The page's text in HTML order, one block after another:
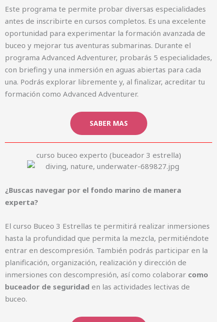
Este programa te permite probar diversas especialidades
antes de inscribirte en cursos completos. Es una excelente
oportunidad para experimentar la formación avanzada de
buceo y mejorar tus aventuras submarinas. Durante el
programa Advanced Adventurer, probarás 5 especialidades,
con briefing y una inmersión en aguas abiertas para cada
una. Podrás explorar libremente y, al finalizar, acreditar tu
formación como Advanced Adventurer.
SABER MAS
curso buceo experto (buceador 3 estrella)
¿Buscas navegar por el fondo marino de manera
experta?
El curso Buceo 3 Estrellas te permitirá realizar inmersiones
hasta la profundidad que permita la mezcla, permitiéndote
entrar en descompresión. También podrás participar en la
planificación, organización, realización y dirección de
inmersiones con descompresión, así como colaborar como
buceador de seguridad en las actividades lectivas de
buceo.